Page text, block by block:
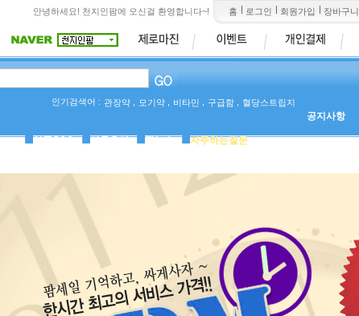
안녕하세요! 천지인팜에 오신걸 환영합니다~! 홈 로그인 회원가입 장바구니
인기검색어 : 관장약 모기약 비타민 구급함 혈당스트립지
공지사항
상품Q&A 사용후기 팜뉴스
자주하는질문